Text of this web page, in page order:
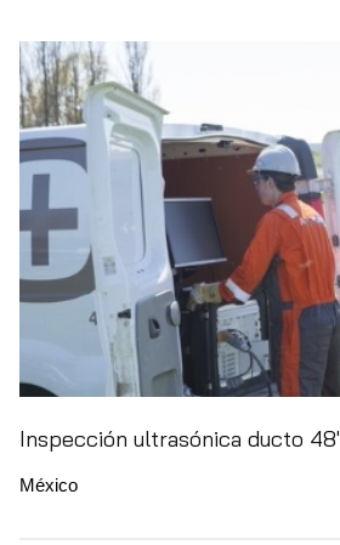
Inspección ultrasónica ducto
México